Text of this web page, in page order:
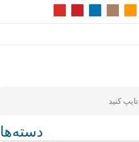
دسته‌ها